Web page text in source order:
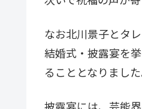
なお北川景子とタ
結婚式・披露宴を
ることとなりました